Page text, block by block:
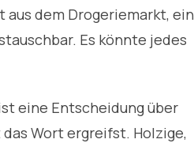
aus dem Drogeriemarkt, ein
Es könnte jedes
eine Entscheidung über
Wort ergreifst. Holzige,